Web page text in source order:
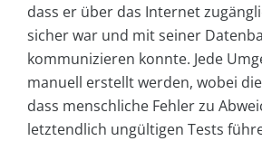
dass er über das Internet
sicher war und mit seiner
kommunizieren konnte. Jede
manuell erstellt werden, wobei
dass menschliche Fehler zu
letztendlich ungültigen Tests